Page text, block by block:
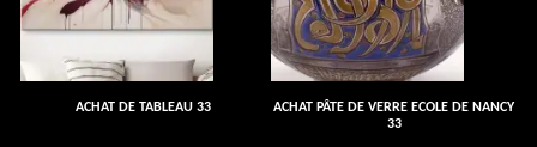
ACHAT DE TABLEAU 33
ACHAT PÂTE DE VERRE ECOLE DE NANCY
33